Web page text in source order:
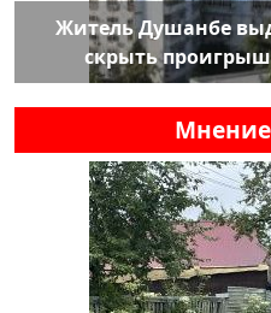
Житель Душанбе
скрыть